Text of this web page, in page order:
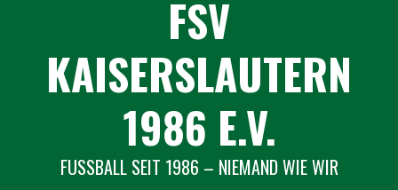
FSV
KAISERSLAUTERN
1986 E.V.
FUSSBALL SEIT 1986 – NIEMAND WIE WIR